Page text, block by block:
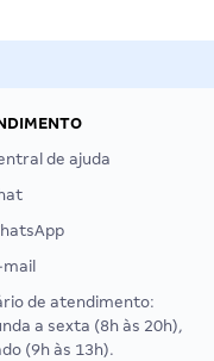
de ajuda
mail
de atendimento:
a sexta (8h às 20h),
(9h às 13h).